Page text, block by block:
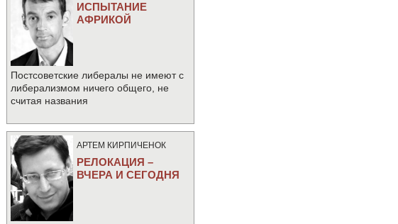
ИСПЫТАНИЕ
АФРИКОЙ
Постсоветские либералы не имеют с
либерализмом ничего общего, не
считая названия
АРТЕМ КИРПИЧЕНОК
РЕЛОКАЦИЯ –
ВЧЕРА И СЕГОДНЯ